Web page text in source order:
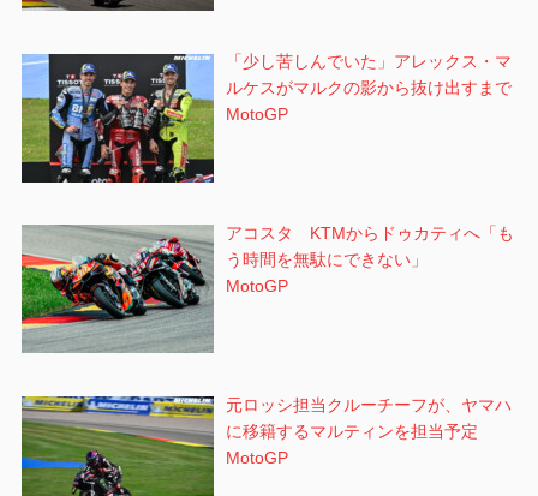
「少し苦しんでいた」アレックス・マ
ルケスがマルクの影から抜け出すまで
MotoGP
アコスタ KTMからドゥカティへ「も
う時間を無駄にできない」
MotoGP
元ロッシ担当クルーチーフが、ヤマハ
に移籍するマルティンを担当予定
MotoGP